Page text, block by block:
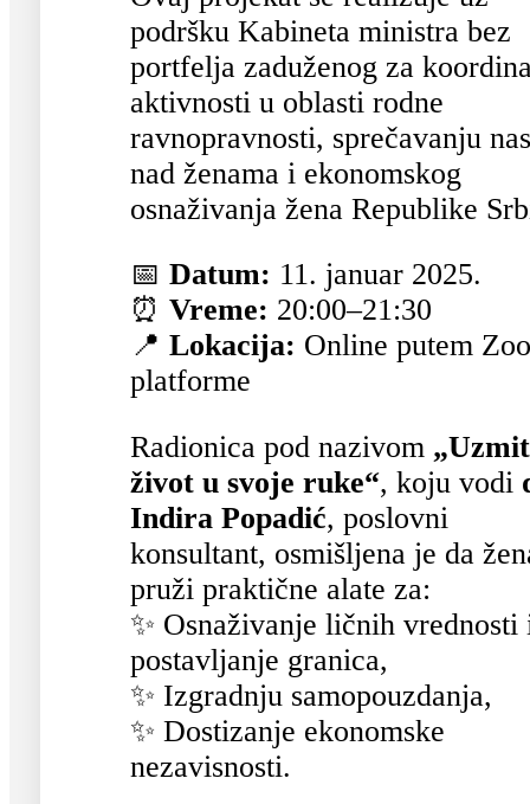
podršku Kabineta ministra bez
portfelja zaduženog za
aktivnosti u oblasti rodne
ravnopravnosti, sprečavanju
nad ženama i ekonomskog
osnaživanja žena Republike
📅Datum: 11. januar 2025.
⏰Vreme: 20:00–21:30
📍Lokacija: Online putem
platforme
Radionica pod nazivom
život u svoje ruke“, koju vodi
Indira Popadić, poslovni
konsultant, osmišljena je da
pruži praktične alate za:
✨ Osnaživanje ličnih vrednosti
postavljanje granica,
✨ Izgradnju samopouzdanja,
✨ Dostizanje ekonomske
nezavisnosti.